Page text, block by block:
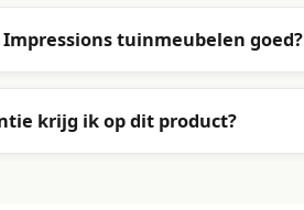
tuinmeubelen goed?
krijg ik op dit product?